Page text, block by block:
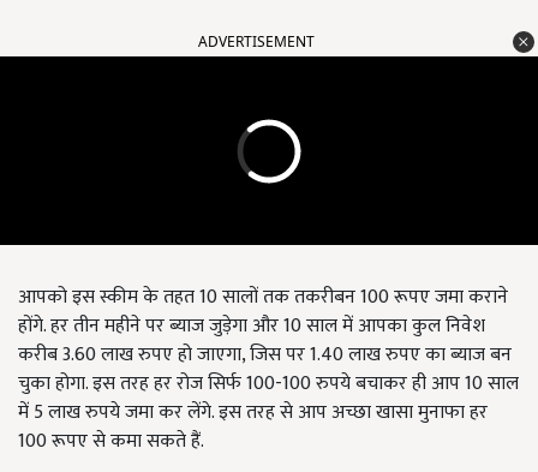
ADVERTISEMENT
आपको इस स्कीम के तहत 10 सालों तक तकरीबन 100 रूपए जमा कराने
होंगे. हर तीन महीने पर ब्याज जुड़ेगा और 10 साल में आपका कुल निवेश
करीब 3.60 लाख रुपए हो जाएगा, जिस पर 1.40 लाख रुपए का ब्याज बन
चुका होगा. इस तरह हर रोज सिर्फ 100-100 रुपये बचाकर ही आप 10 साल
में 5 लाख रुपये जमा कर लेंगे. इस तरह से आप अच्छा खासा मुनाफा हर
100 रूपए से कमा सकते हैं.